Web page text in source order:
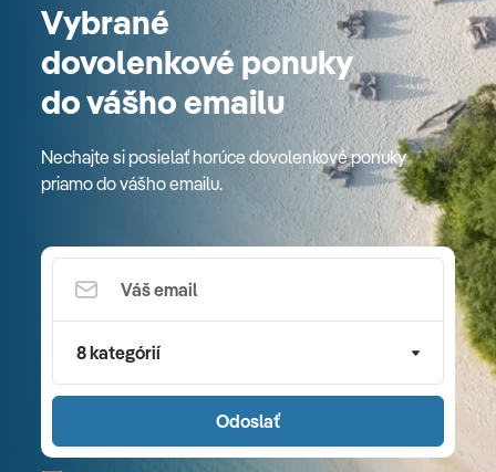
Vybrané
dovolenkové ponuky
do vášho emailu
Nechajte si posielať horúce dovolenkové ponuky
priamo do vášho emailu.
8 kategórií
Odoslať